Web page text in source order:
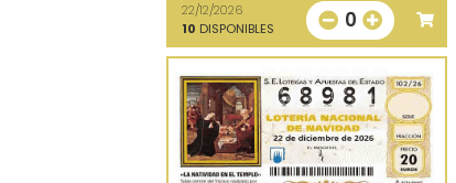
22/12/2026
10 DISPONIBLES 0